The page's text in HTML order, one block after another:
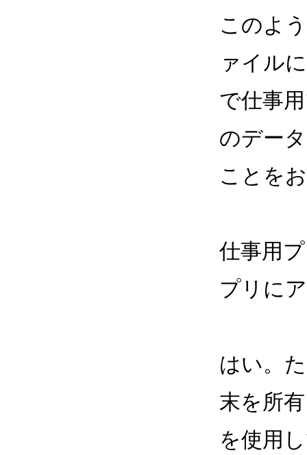
このよ
ァイル
で仕事
のデー
ことを
仕事用
プリに
はい。
末を所
を使用